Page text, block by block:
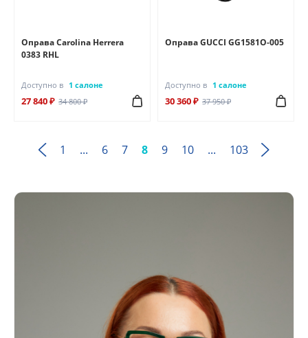
Оправа Carolina Herrera
0383 RHL
Доступно в 1 салоне
27 840 ₽ 34 800 ₽
Оправа GUCCI GG1581O-005
Доступно в 1 салоне
30 360 ₽ 37 950 ₽
1 ... 6 7 8 9 10 ... 103